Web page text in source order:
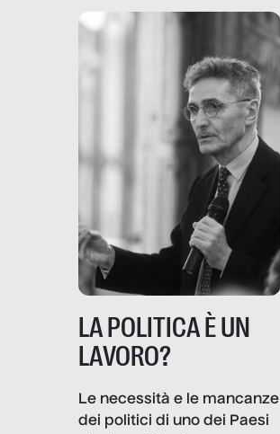
minori. […]
LA POLITICA È UN
LAVORO?
Le necessità e le mancanze
dei politici di uno dei Paesi